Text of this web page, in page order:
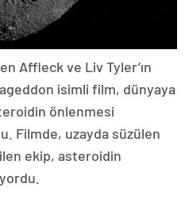
Affleck ve Liv Tyler’ın
isimli film, dünyaya
önlenmesi
Filmde, uzayda süzülen
ekip, asteroidin